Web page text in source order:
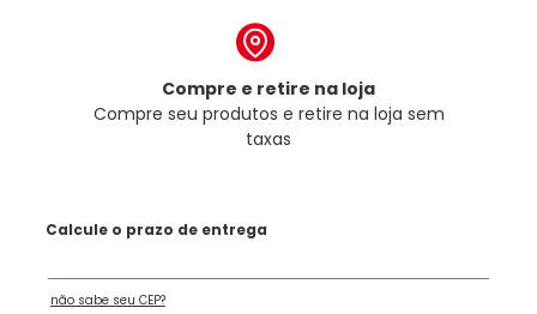
Compre e retire na loja
Compre seu produtos e retire na loja sem
taxas